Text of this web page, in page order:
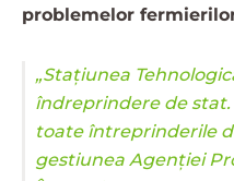
problemelor
„Stațiunea
îndreprindere de
toate întreprinderile
gestiunea Agenției